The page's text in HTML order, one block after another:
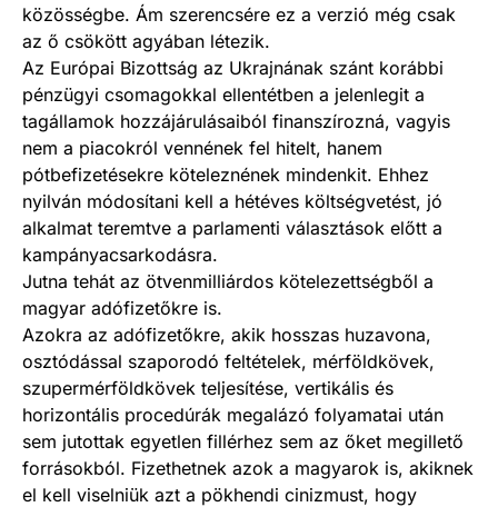
közösségbe. Ám szerencsére ez a verzió még csak
az ő csökött agyában létezik.
Az Európai Bizottság az Ukrajnának szánt korábbi
pénzügyi csomagokkal ellentétben a jelenlegit a
tagállamok hozzájárulásaiból finanszírozná, vagyis
nem a piacokról vennének fel hitelt, hanem
pótbefizetésekre köteleznének mindenkit. Ehhez
nyilván módosítani kell a hétéves költségvetést, jó
alkalmat teremtve a parlamenti választások előtt a
kampányacsarkodásra.
Jutna tehát az ötvenmilliárdos kötelezettségből a
magyar adófizetőkre is.
Azokra az adófizetőkre, akik hosszas huzavona,
osztódással szaporodó feltételek, mérföldkövek,
szupermérföldkövek teljesítése, vertikális és
horizontális procedúrák megalázó folyamatai után
sem jutottak egyetlen fillérhez sem az őket megillető
forrásokból. Fizethetnek azok a magyarok is, akiknek
el kell viselniük azt a pökhendi cinizmust, hogy